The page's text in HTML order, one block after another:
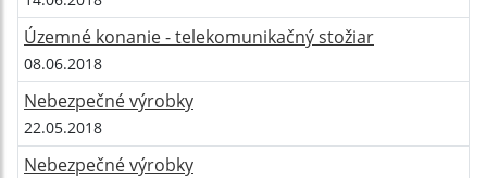
Územné konanie - telekomunikačný stožiar
08.06.2018
Nebezpečné výrobky
22.05.2018
Nebezpečné výrobky